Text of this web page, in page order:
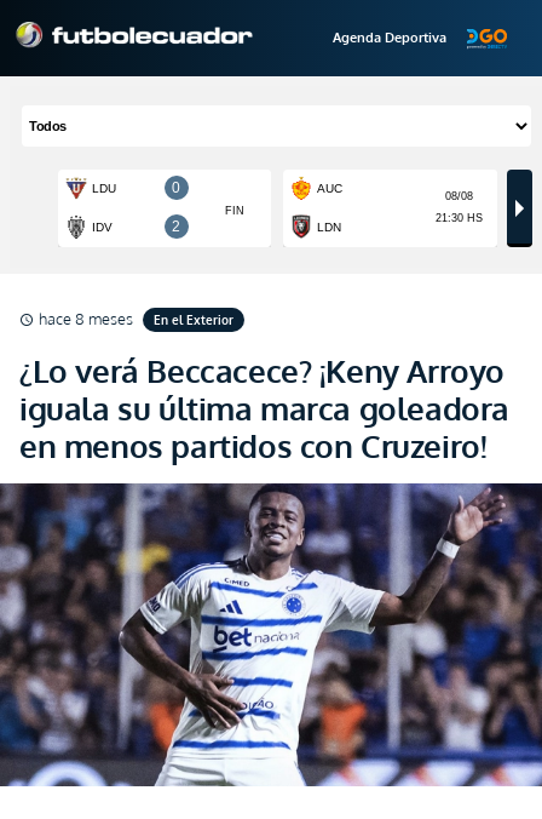
Agenda Deportiva
schedule hace 8 meses En el Exterior
¿Lo verá Beccacece? ¡Keny Arroyo
iguala su última marca goleadora
en menos partidos con Cruzeiro!